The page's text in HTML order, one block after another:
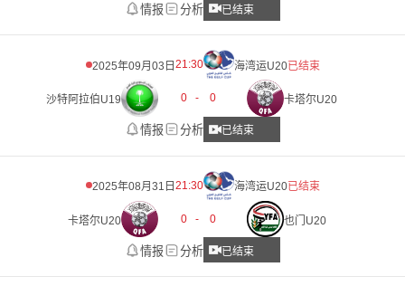
情报 分析 已结束
2025年09月03日 21:30 海湾运U20已结束
沙特阿拉伯U19 0 - 0 卡塔尔U20
情报 分析 已结束
2025年08月31日 21:30 海湾运U20已结束
卡塔尔U20 0 - 0 也门U20
情报 分析 已结束